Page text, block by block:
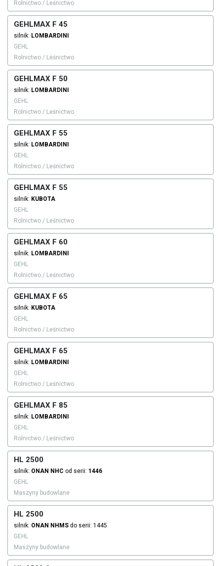
Rolnictwo / Leśnictwo
GEHLMAX F 45
silnik: LOMBARDINI
GEHL
Rolnictwo / Leśnictwo
GEHLMAX F 50
silnik: LOMBARDINI
GEHL
Rolnictwo / Leśnictwo
GEHLMAX F 55
silnik: LOMBARDINI
GEHL
Rolnictwo / Leśnictwo
GEHLMAX F 55
silnik: KUBOTA
GEHL
Rolnictwo / Leśnictwo
GEHLMAX F 60
silnik: LOMBARDINI
GEHL
Rolnictwo / Leśnictwo
GEHLMAX F 65
silnik: KUBOTA
GEHL
Rolnictwo / Leśnictwo
GEHLMAX F 65
silnik: LOMBARDINI
GEHL
Rolnictwo / Leśnictwo
GEHLMAX F 85
silnik: LOMBARDINI
GEHL
Rolnictwo / Leśnictwo
HL 2500
silnik: ONAN NHC od serii: 1446
GEHL
Maszyny budowlane
HL 2500
silnik: ONAN NHMS do serii: 1445
GEHL
Maszyny budowlane